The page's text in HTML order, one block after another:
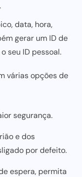
data, hora,
gerar um ID de
seu ID pessoal.
várias opções de
segurança.
e dos
por defeito.
espera, permita